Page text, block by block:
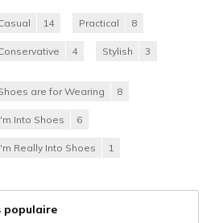
14 Practical 8
4 Stylish 3
are for Wearing 8
Into Shoes 6
Really Into Shoes 1
populaire